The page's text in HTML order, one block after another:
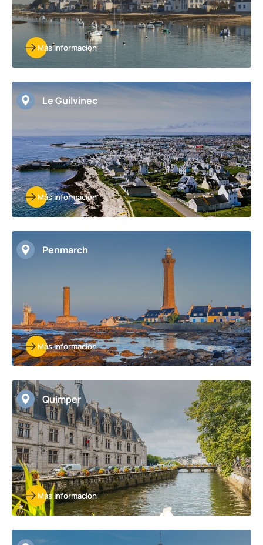
Más información
Le Guilvinec
Más información
Penmarch
Más información
Quimper
Más información